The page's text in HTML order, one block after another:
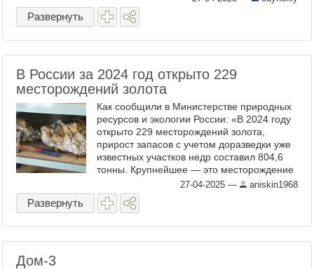
Развернуть
В России за 2024 год открыто 229
месторождений золота
Как сообщили в Министерстве природных
ресурсов и экологии России: «В 2024 году
открыто 229 месторождений золота,
прирост запасов с учетом доразведки уже
известных участков недр составил 804,6
тонны. Крупнейшее — это месторождение
Древний в Магаданской области с
запасами в почти 104 ...
27-04-2025 — aniskin1968
Развернуть
Дом-3